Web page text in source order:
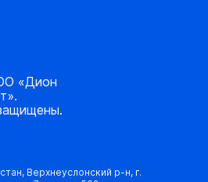
«Дион
Верхнеуслонский р-н, г.